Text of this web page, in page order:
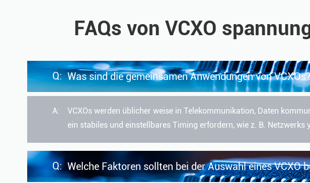
FAQs von VCXO
Q: Was sind die gemeinsamen Anwendungen von
A:
VCXOs werden üblicher weise in Telekommunikation, Daten
ein stabiles und einstellbares Timing erfordern, wie z. B.
Q: Welche Faktoren sollten bei der Auswahl eines VCXO